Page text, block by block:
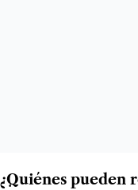
¿Quiénes pueden